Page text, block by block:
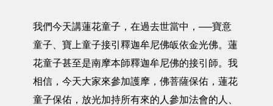
我們今天講蓮花童子，在過去世當中，──寶意
童子、寶上童子接引釋迦牟尼佛皈依金光佛。蓮
花童子甚至是南摩本師釋迦牟尼佛的接引師。我
相信，今天大家來參加護摩，佛菩薩保佑，蓮花
童子保佑，放光加持所有來的人參加法會的人、